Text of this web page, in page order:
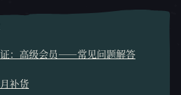
：高级会员——常见问题解答
补货